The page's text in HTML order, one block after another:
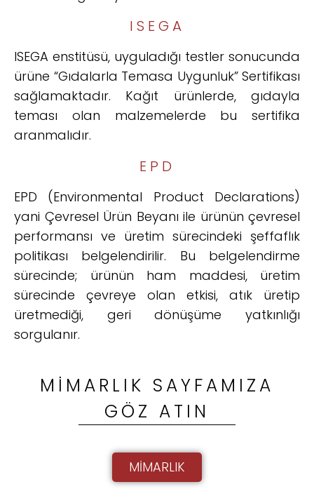
ISEGA
ISEGA enstitüsü, uyguladığı testler sonucunda
ürüne “Gıdalarla Temasa Uygunluk” Sertifikası
sağlamaktadır. Kağıt ürünlerde, gıdayla
teması olan malzemelerde bu sertifika
aranmalıdır.
EPD
EPD (Environmental Product Declarations)
yani Çevresel Ürün Beyanı ile ürünün çevresel
performansı ve üretim sürecindeki şeffaflık
politikası belgelendirilir. Bu belgelendirme
sürecinde; ürünün ham maddesi, üretim
sürecinde çevreye olan etkisi, atık üretip
üretmediği, geri dönüşüme yatkınlığı
sorgulanır.
MIMARLIK SAYFAMIZA
GÖZ ATIN
MIMARLIK